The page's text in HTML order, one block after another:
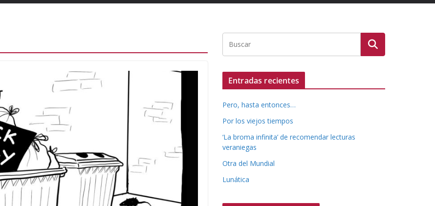
Entradas recientes
Pero, hasta entonces…
Por los viejos tiempos
‘La broma infinita’ de recomendar lecturas
veraniegas
Otra del Mundial
Lunática